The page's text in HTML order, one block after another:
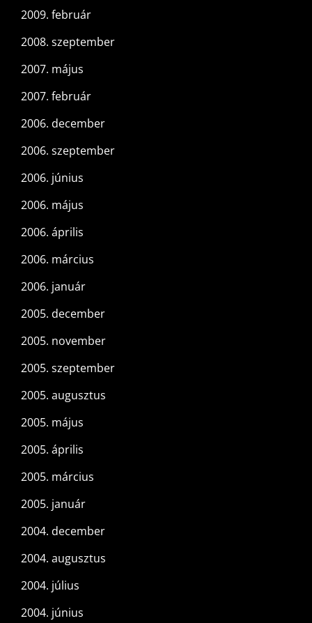
2009. február
2008. szeptember
2007. május
2007. február
2006. december
2006. szeptember
2006. június
2006. május
2006. április
2006. március
2006. január
2005. december
2005. november
2005. szeptember
2005. augusztus
2005. május
2005. április
2005. március
2005. január
2004. december
2004. augusztus
2004. július
2004. június